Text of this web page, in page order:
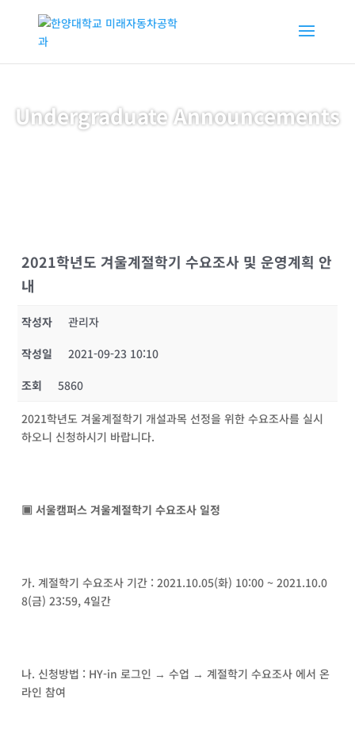
Undergraduate Announcements
2021학년도 겨울계절학기 수요조사 및 운영계획 안
내
작성자
관리자
작성일
2021-09-23 10:10
조회
5860
2021학년도 겨울계절학기 개설과목 선정을 위한 수요조사를 실시
하오니 신청하시기 바랍니다.
▣ 서울캠퍼스 겨울계절학기 수요조사 일정
가. 계절학기 수요조사 기간 : 2021.10.05(화) 10:00 ~ 2021.10.0
8(금) 23:59, 4일간
나. 신청방법 : HY-in 로그인 → 수업 → 계절학기 수요조사 에서 온
라인 참여